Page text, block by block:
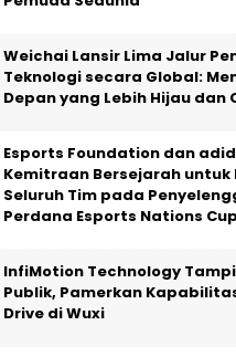
Weichai Lansir Lima Jalur
Teknologi secara Global:
Depan yang Lebih Hijau dan
Esports Foundation dan
Kemitraan Bersejarah untuk
Seluruh Tim pada
Perdana Esports Nations Cup
InfiMotion Technology
Publik, Pamerkan
Drive di Wuxi